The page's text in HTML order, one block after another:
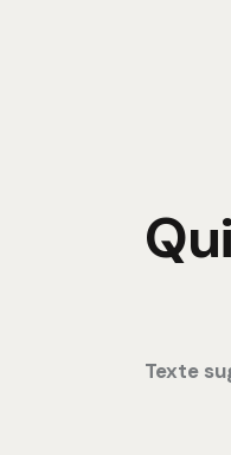
Texte